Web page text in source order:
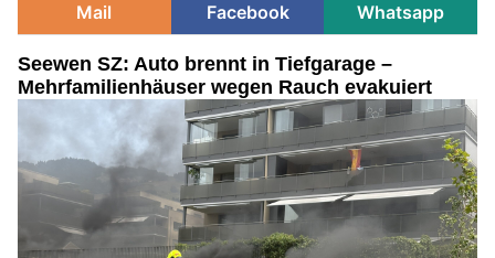
Mail
Facebook Whatsapp
Seewen SZ: Auto brennt in Tiefgarage –
Mehrfamilienhäuser wegen Rauch evakuiert